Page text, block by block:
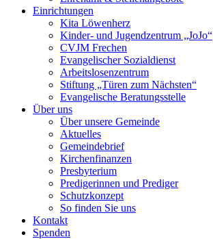
Einrichtungen
Kita Löwenherz
Kinder- und Jugendzentrum „JoJo“
CVJM Frechen
Evangelischer Sozialdienst
Arbeitslosenzentrum
Stiftung „Türen zum Nächsten“
Evangelische Beratungsstelle
Über uns
Über unsere Gemeinde
Aktuelles
Gemeindebrief
Kirchenfinanzen
Presbyterium
Predigerinnen und Prediger
Schutzkonzept
So finden Sie uns
Kontakt
Spenden